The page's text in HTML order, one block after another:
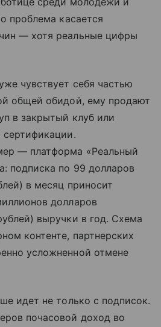
проблема касается
— хотя реальные цифры
чувствует себя частью
общей обидой, ему продают
в закрытый клуб или
сертификации.
— платформа «Реальный
подписка по 99 долларов
в месяц приносит
долларов
выручки в год. Схема
контенте, партнерских
усложненной отмене
идет не только с подписок.
почасовой доход во